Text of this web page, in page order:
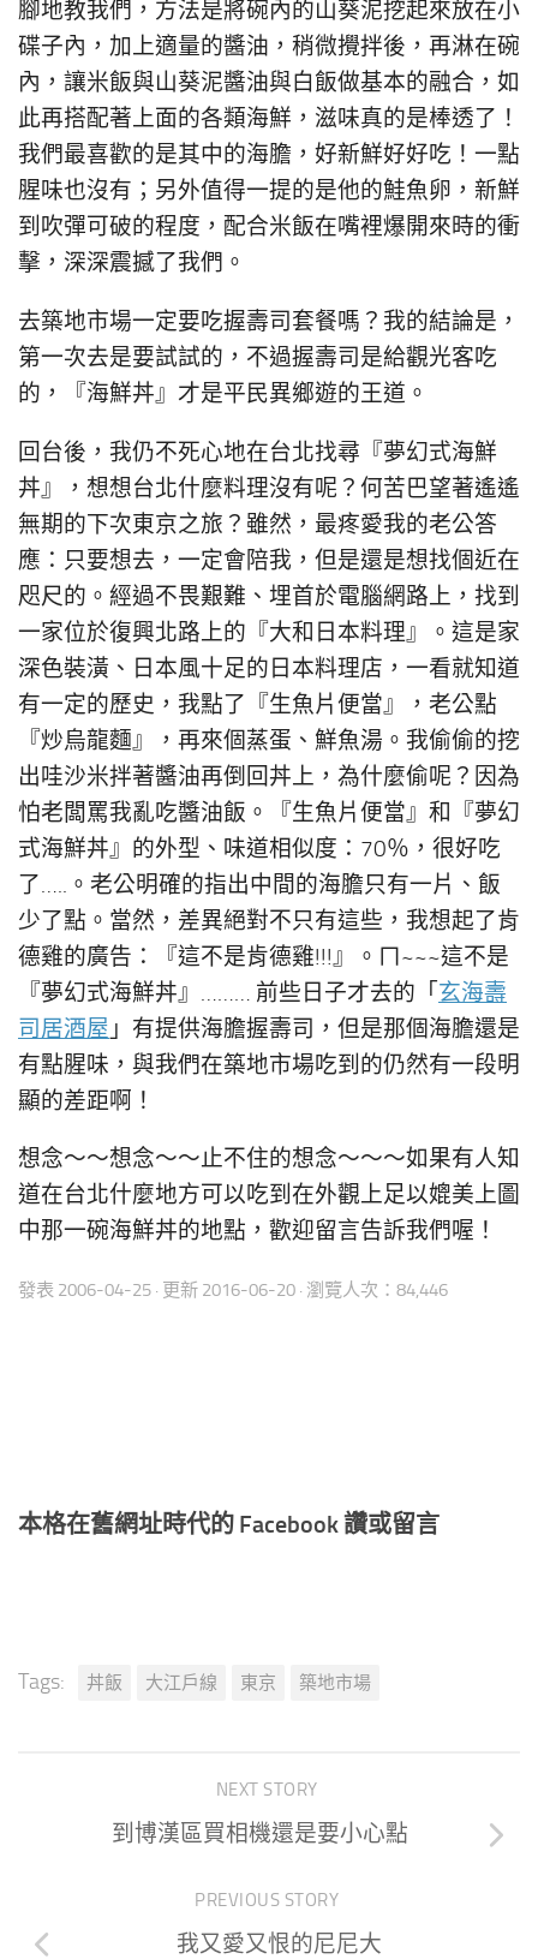
腳地教我們，方法是將碗內的山葵泥挖起來放在小
碟子內，加上適量的醬油，稍微攪拌後，再淋在碗
內，讓米飯與山葵泥醬油與白飯做基本的融合，如
此再搭配著上面的各類海鮮，滋味真的是棒透了！
我們最喜歡的是其中的海膽，好新鮮好好吃！一點
腥味也沒有；另外值得一提的是他的鮭魚卵，新鮮
到吹彈可破的程度，配合米飯在嘴裡爆開來時的衝
擊，深深震撼了我們。
去築地市場一定要吃握壽司套餐嗎？我的結論是，
第一次去是要試試的，不過握壽司是給觀光客吃
的，『海鮮丼』才是平民異鄉遊的王道。
回台後，我仍不死心地在台北找尋『夢幻式海鮮
丼』，想想台北什麼料理沒有呢？何苦巴望著遙遙
無期的下次東京之旅？雖然，最疼愛我的老公答
應：只要想去，一定會陪我，但是還是想找個近在
咫尺的。經過不畏艱難、埋首於電腦網路上，找到
一家位於復興北路上的『大和日本料理』。這是家
深色裝潢、日本風十足的日本料理店，一看就知道
有一定的歷史，我點了『生魚片便當』，老公點
『炒烏龍麵』，再來個蒸蛋、鮮魚湯。我偷偷的挖
出哇沙米拌著醬油再倒回丼上，為什麼偷呢？因為
怕老闆罵我亂吃醬油飯。『生魚片便當』和『夢幻
式海鮮丼』的外型、味道相似度：70％，很好吃
了…..。老公明確的指出中間的海膽只有一片、飯
少了點。當然，差異絕對不只有這些，我想起了肯
德雞的廣告：『這不是肯德雞!!!』。ㄇ~~~這不是
『夢幻式海鮮丼』……… 前些日子才去的「 玄海壽
司居酒屋 」有提供海膽握壽司，但是那個海膽還是
有點腥味，與我們在築地市場吃到的仍然有一段明
顯的差距啊！
想念～～想念～～止不住的想念～～～如果有人知
道在台北什麼地方可以吃到在外觀上足以媲美上圖
中那一碗海鮮丼的地點，歡迎留言告訴我們喔！
發表 2006-04-25 · 更新 2016-06-20 · 瀏覽人次：84,446
本格在舊網址時代的 Facebook 讚或留言
Tags: 丼飯 大江戶線 東京 築地市場
NEXT STORY
到博漢區買相機還是要小心點
PREVIOUS STORY
我又愛又恨的尼尼大